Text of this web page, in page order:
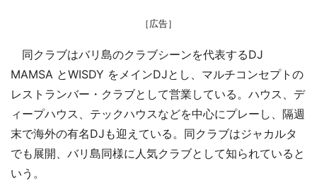
［広告］
同クラブはバリ島のクラブシーンを代表するDJ
MAMSA とWISDY をメインDJとし、マルチコンセプトの
レストランバー・クラブとして営業している。ハウス、デ
ィープハウス、テックハウスなどを中心にプレーし、隔週
末で海外の有名DJも迎えている。同クラブはジャカルタ
でも展開、バリ島同様に人気クラブとして知られていると
いう。